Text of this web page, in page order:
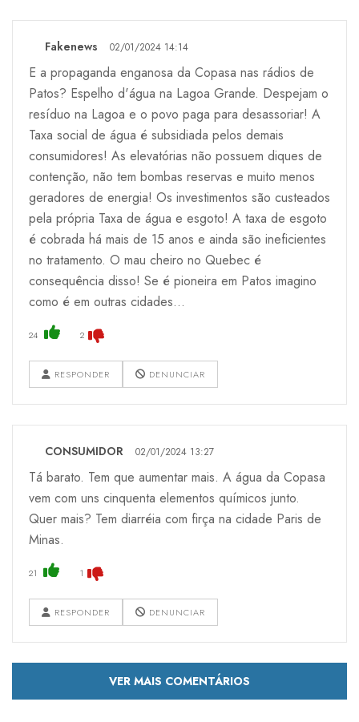
Fakenews 02/01/2024 14:14
E a propaganda enganosa da Copasa nas rádios de
Patos? Espelho d'água na Lagoa Grande. Despejam o
resíduo na Lagoa e o povo paga para desassoriar! A
Taxa social de água é subsidiada pelos demais
consumidores! As elevatórias não possuem diques de
contenção, não tem bombas reservas e muito menos
geradores de energia! Os investimentos são custeados
pela própria Taxa de água e esgoto! A taxa de esgoto
é cobrada há mais de 15 anos e ainda são ineficientes
no tratamento. O mau cheiro no Quebec é
consequência disso! Se é pioneira em Patos imagino
como é em outras cidades...
24 2
RESPONDER DENUNCIAR
CONSUMIDOR 02/01/2024 13:27
Tá barato. Tem que aumentar mais. A água da Copasa
vem com uns cinquenta elementos químicos junto.
Quer mais? Tem diarréia com firça na cidade Paris de
Minas.
21 1
RESPONDER DENUNCIAR
VER MAIS COMENTÁRIOS